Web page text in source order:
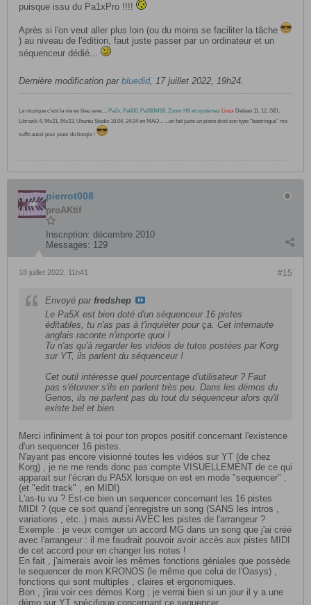
puisque issu du Pa1xPro !!!!
Après si l'on veut aller plus loin (ou du moins se faciliter la tâche
) au niveau de l'édition, faut juste passer par un ordinateur et un
séquenceur dédié...
Dernière modification par bluedid, 17 juillet 2022, 19h24.
La musique c'est la vie en bleu avec... Pa2x, Pa600, Pa500M88, Zoom H6 et systèmes Linux Debian 11, 12, SID,
Librazik 4, Mx21, Mx23, Ubuntu Studio 18.04, 24.04 en MAO... ...en fait juste un piano droit son type "bastringue" me
suffit aussi pour jouer du boogie !
pierrot008
proAKtif
Inscription: décembre 2010
Messages: 129
#15
18 juillet 2022, 11h41
Envoyé par fredshep
Le Pa5X est bien doté d'un séquenceur 16 pistes
éditables, tu n'as pas à t'inquiéter pour ça. Cet internaute
anglais raconte n'importe quoi !
Tu n'as qu'à regarder les vidéos de tutos postées par Korg
sur YT, ils parlent du séquenceur !
Cet outil intéresse quel pourcentage d'utilisateur ? Faut
pas s'étonner s'ils en parlent très peu. Dans les démos du
Genos, ils ne parlent pas du tout du séquenceur alors qu'il
existe bel et bien.
Merci infiniment à toi pour ton propos positif concernant l'existence
d'un sequencer 16 pistes.
N'ayant pas encore visionné toutes les vidéos sur YT (de chez
Korg) , je ne me rends donc pas compte VISUELLEMENT de ce qui
apparait sur l'écran du PA5X lorsque on est en mode "sequencer" .
(et "edit track" , en MIDI)
L'as-tu vu ? Est-ce bien un sequencer concernant les 16 pistes
MIDI ? (que ce soit quand j'enregistre un song (SANS les intros ,
variations , etc..) mais aussi AVEC les pistes de l'arrangeur ?
Exemple : je veux corriger un accord MG dans un song que j'ai créé
avec l'arrangeur : il me faudrait pouvoir avoir accès aux pistes MIDI
de cet accord pour en changer les notes !
En fait , j'aimerais avoir les mêmes fonctions géniales que possède
le sequencer de mon KRONOS (le même que celui de l'Oasys) ,
fonctions qui sont multiples , claires et ergonomiques.
Bon , j'irai voir ces démos Korg ; je verrai bien si un jour il y a une
démo sur YT spécifique concernant ce sequencer.